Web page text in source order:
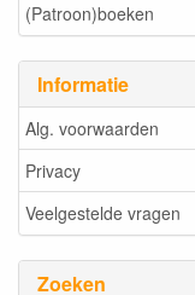
(Patroon)boeken
Informatie
Alg. voorwaarden
Privacy
Veelgestelde vragen
Zoeken